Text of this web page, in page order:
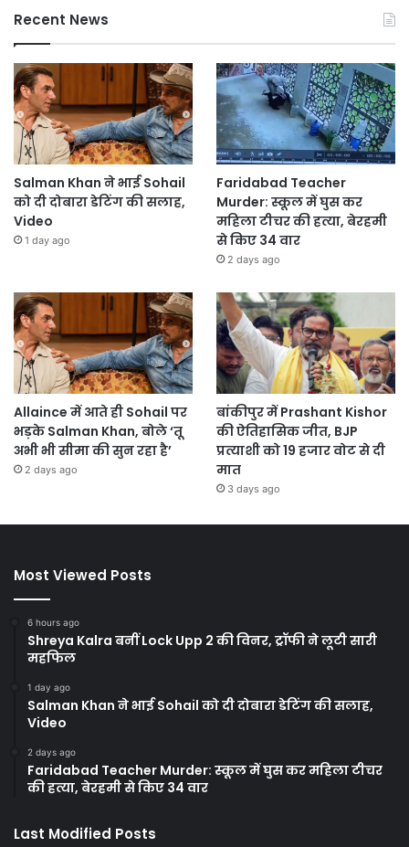
Recent News
Salman Khan ने भाई Sohail
को दी दोबारा डेटिंग की सलाह,
Video
1 day ago
Faridabad Teacher
Murder: स्कूल में घुस कर
महिला टीचर की हत्या, बेरहमी
से किए 34 वार
2 days ago
Allaince में आते ही Sohail पर
भड़के Salman Khan, बोले ‘तू
अभी भी सीमा की सुन रहा है’
2 days ago
बांकीपुर में Prashant Kishor
की ऐतिहासिक जीत, BJP
प्रत्याशी को 19 हजार वोट से दी
मात
3 days ago
Most Viewed Posts
6 hours ago
Shreya Kalra बनीं Lock Upp 2 की विनर, ट्रॉफी ने लूटी सारी
महफिल
1 day ago
Salman Khan ने भाई Sohail को दी दोबारा डेटिंग की सलाह,
Video
2 days ago
Faridabad Teacher Murder: स्कूल में घुस कर महिला टीचर
की हत्या, बेरहमी से किए 34 वार
Last Modified Posts